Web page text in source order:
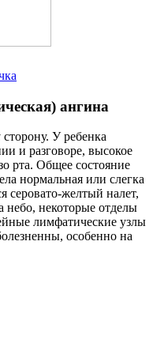
ангина
У ребенка
и разговоре, высокое
рта. Общее состояние
нормальная или слегка
серовато-желтый налет,
небо, некоторые отделы
лимфатические узлы
особенно на